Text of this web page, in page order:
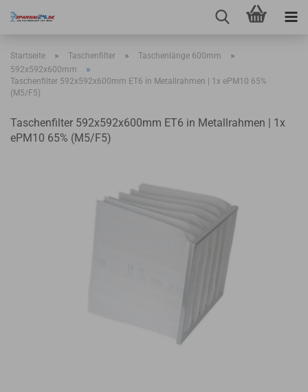
Startseite » Taschenfilter » Taschenlänge 600mm »
592x592x600mm »
Taschenfilter 592x592x600mm ET6 in Metallrahmen | 1x ePM10 65%
(M5/F5)
Taschenfilter 592x592x600mm ET6 in Metallrahmen | 1x
ePM10 65% (M5/F5)